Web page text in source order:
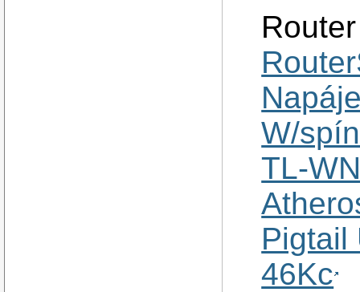
W/
TL-
Pigtail
46Kc